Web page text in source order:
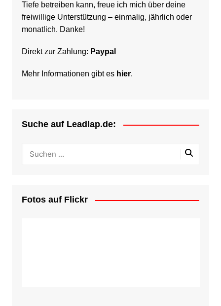
Tiefe betreiben kann, freue ich mich über deine
freiwillige Unterstützung – einmalig, jährlich oder
monatlich. Danke!
Direkt zur Zahlung: Paypal
Mehr Informationen gibt es hier.
Suche auf Leadlap.de:
Fotos auf Flickr